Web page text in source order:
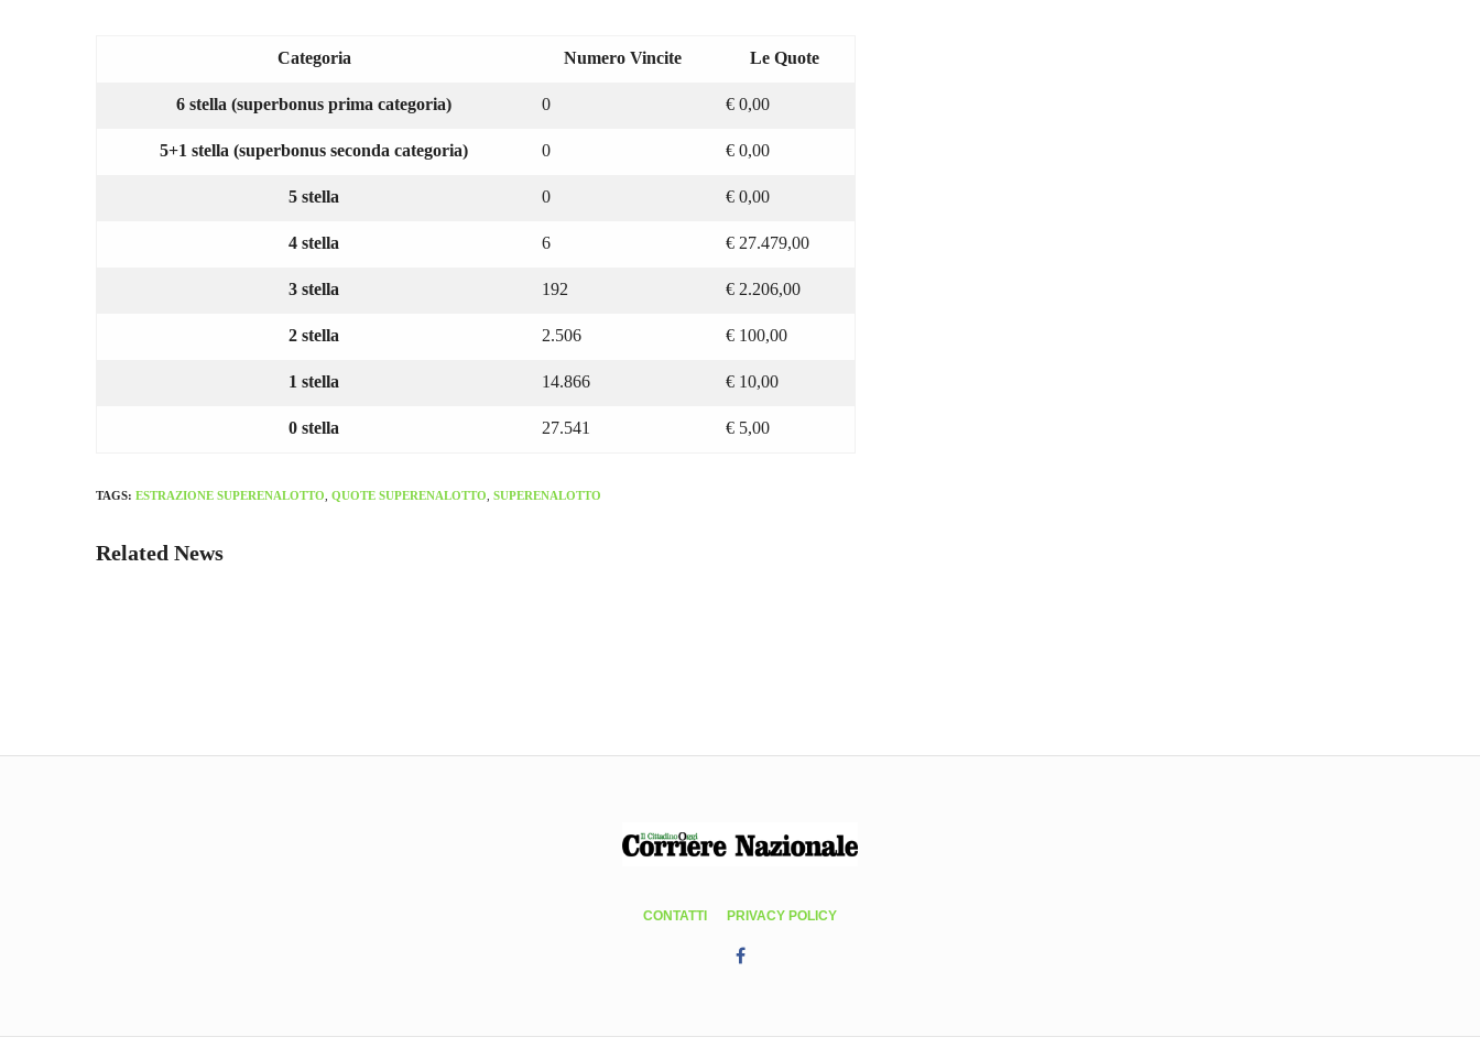
Categoria Numero Vincite Le Quote
6 stella (superbonus prima categoria) 0 € 0,00
5+1 stella (superbonus seconda categoria) 0 € 0,00
5 stella 0 € 0,00
4 stella 6 € 27.479,00
3 stella 192 € 2.206,00
2 stella 2.506 € 100,00
1 stella 14.866 € 10,00
0 stella 27.541 € 5,00
TAGS: ESTRAZIONE SUPERENALOTTO QUOTE SUPERENALOTTO SUPERENALOTTO
Related News
CONTATTI PRIVACY POLICY